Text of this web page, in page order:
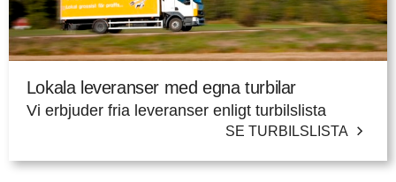
Lokala leveranser med egna turbilar
Vi erbjuder fria leveranser enligt turbilslista
SE TURBILSLISTA